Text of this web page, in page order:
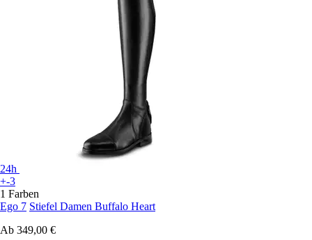
24h
+-3
1 Farben
Ego 7 Stiefel Damen Buffalo Heart
Ab 349,00 €